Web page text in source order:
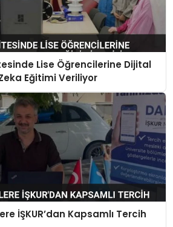
Lise Öğrencilerine Dijital
Eğitimi Veriliyor
İŞKUR’dan Kapsamlı Tercih